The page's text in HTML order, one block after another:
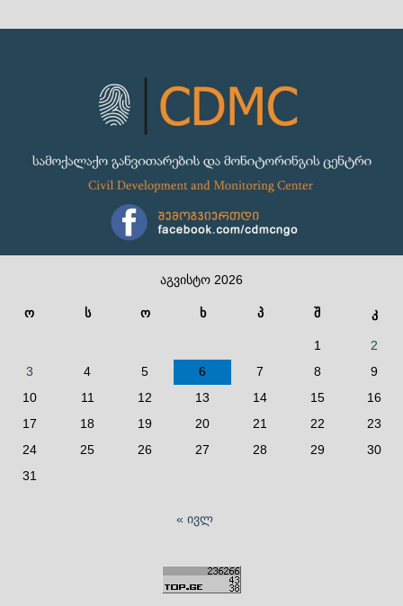
აგვისტო 2026
ო ს ო ხ პ შ კ
1
2
3
4 5 6 7 8
9
10
11 12 13 14 15
16
17
18 19 20 21 22
23
24
25 26 27 28 29
30
31
« ივლ